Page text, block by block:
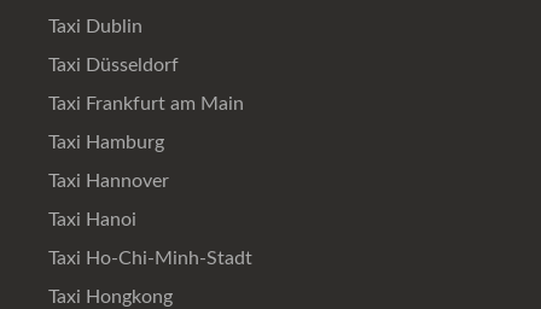
Taxi Dublin
Taxi Düsseldorf
Taxi Frankfurt am Main
Taxi Hamburg
Taxi Hannover
Taxi Hanoi
Taxi Ho-Chi-Minh-Stadt
Taxi Hongkong